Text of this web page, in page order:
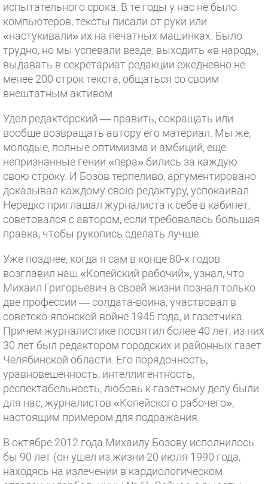
испытательного срока. В те годы у нас не было
компьютеров, тексты писали от руки или
«настукивали» их на печатных машинках. Было
трудно, но мы успевали везде: выходить «в народ»,
выдавать в секретариат редакции ежедневно не
менее 200 строк текста, общаться со своим
внештатным активом.
Удел редакторский — править, сокращать или
вообще возвращать автору его материал. Мы же,
молодые, полные оптимизма и амбиций, еще
непризнанные гении «пера» бились за каждую
свою строку. И Бозов терпеливо, аргументировано
доказывал каждому свою редактуру, успокаивал.
Нередко приглашал журналиста к себе в кабинет,
советовался с автором, если требовалась большая
правка, чтобы рукопись сделать лучше.
Уже позднее, когда я сам в конце 80-х годов
возглавил наш «Копейский рабочий», узнал, что
Михаил Григорьевич в своей жизни познал только
две профессии — солдата-воина, участвовал в
советско-японской войне 1945 года, и газетчика.
Причем журналистике посвятил более 40 лет, из них
30 лет был редактором городских и районных газет
Челябинской области. Его порядочность,
уравновешенность, интеллигентность,
респектабельность, любовь к газетному делу были
для нас, журналистов «Копейского рабочего»,
настоящим примером для подражания.
В октябре 2012 года Михаилу Бозову исполнилось
бы 90 лет (он ушел из жизни 20 июля 1990 года,
находясь на излечении в кардиологическом